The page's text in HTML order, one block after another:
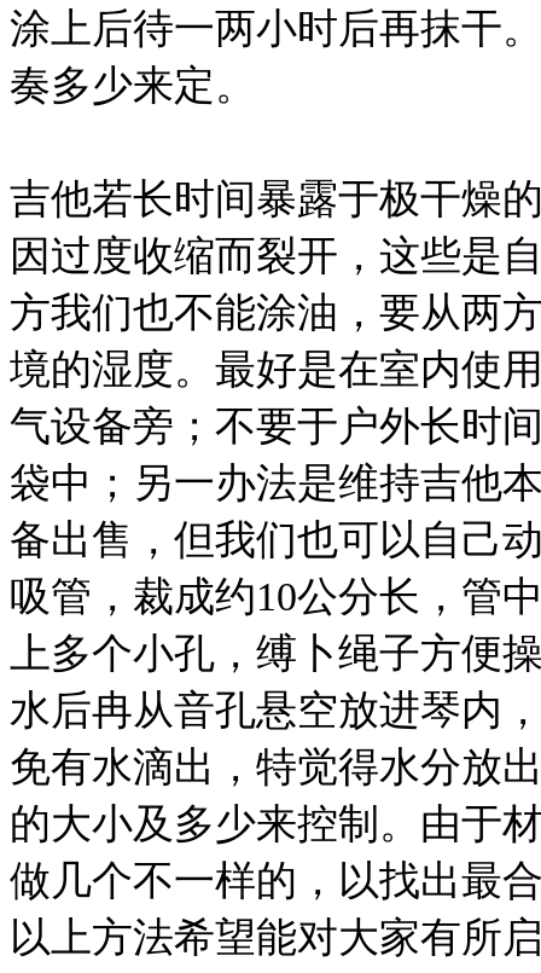
涂上后待一两小时后再抹干
奏多少来定。
吉他若长时间暴露于极干燥
因过度收缩而裂开，这些是
方我们也不能涂油，要从两
境的湿度。最好是在室内使
气设备旁；不要于户外长时
袋中；另一办法是维持吉他
备出售，但我们也可以自己
吸管，裁成约10公分长，管
上多个小孔，缚卜绳子方便
水后冉从音孔悬空放进琴内
免有水滴出，特觉得水分放
的大小及多少来控制。由于
做几个不一样的，以找出最
以上方法希望能对大家有所